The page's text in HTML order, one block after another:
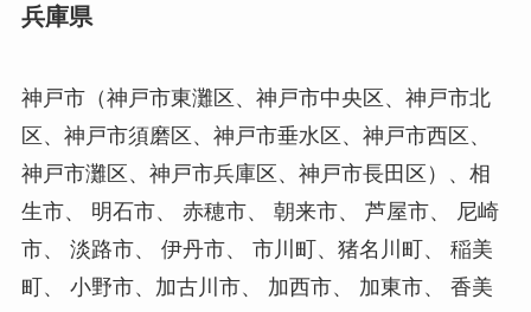
兵庫県
神戸市（神戸市東灘区、神戸市中央区、神戸市北
区、神戸市須磨区、神戸市垂水区、神戸市西区、
神戸市灘区、神戸市兵庫区、神戸市長田区）、相
生市、 明石市、 赤穂市、 朝来市、 芦屋市、 尼崎
市、 淡路市、 伊丹市、 市川町、猪名川町、 稲美
町、 小野市、加古川市、 加西市、 加東市、 香美